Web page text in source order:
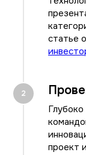
статье
проект